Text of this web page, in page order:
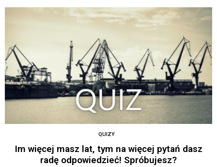
QUIZY
Im więcej masz lat, tym na więcej pytań dasz
radę odpowiedzieć! Spróbujesz?